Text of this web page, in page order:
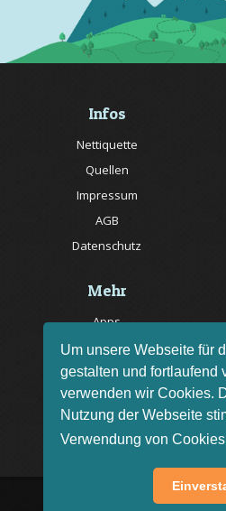
Um unsere Webseite für
gestalten und fortlaufend
verwenden wir Cookies.
Nutzung der Webseite
Verwendung von
Infos
Nettiquette
Quellen
Impressum
AGB
Datenschutz
Mehr
Apps
Jobs
Livestream
Bug melden
Rätsel des Tages
AGB•